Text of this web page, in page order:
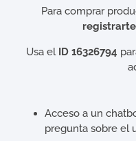
Para comprar
registrarte
Usa el ID 16326794
Acceso a un
pregunta sobre el